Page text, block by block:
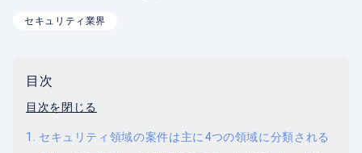
セキュリティ業界
目次
目次を閉じる
セキュリティ領域の案件は主に4つの領域に分類される